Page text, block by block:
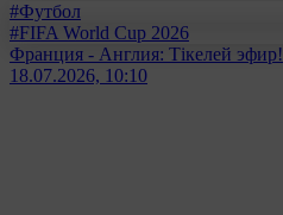
#Футбол
#FIFA World Cup 2026
Франция - Англия: Тікелей эфир!
18.07.2026, 10:10